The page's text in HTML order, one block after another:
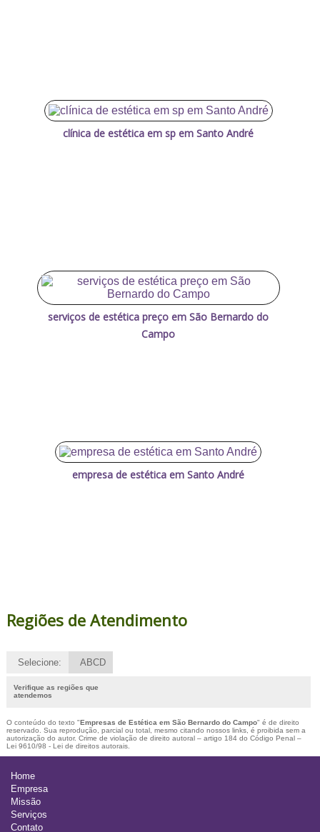
clínica de estética em sp em Santo André
serviços de estética preço em São Bernardo do
Campo
empresa de estética em Santo André
Regiões de Atendimento
Selecione: ABCD
Verifique as regiões que
atendemos
O conteúdo do texto "Empresas de Estética em São Bernardo do Campo" é de direito
reservado. Sua reprodução, parcial ou total, mesmo citando nossos links, é proibida sem a
autorização do autor. Crime de violação de direito autoral – artigo 184 do Código Penal –
Lei 9610/98 - Lei de direitos autorais.
Home
Empresa
Missão
Serviços
Contato